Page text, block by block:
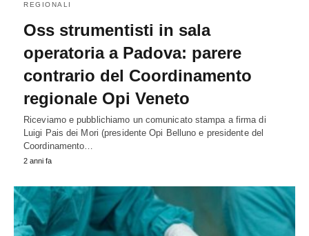
REGIONALI
Oss strumentisti in sala
operatoria a Padova: parere
contrario del Coordinamento
regionale Opi Veneto
Riceviamo e pubblichiamo un comunicato stampa a firma di
Luigi Pais dei Mori (presidente Opi Belluno e presidente del
Coordinamento…
2 anni fa